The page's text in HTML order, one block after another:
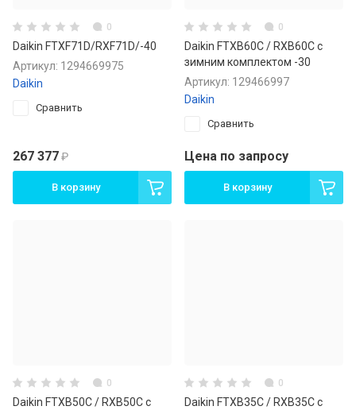
0
Daikin FTXF71D/RXF71D/-40
Артикул: 1294669975
Daikin
Сравнить
267 377₽
В корзину
0
Daikin FTXB60C / RXB60C с
зимним комплектом -30
Артикул: 129466997
Daikin
Сравнить
Цена по запросу
В корзину
0
Daikin FTXB50C / RXB50C с
0
Daikin FTXB35C / RXB35C с